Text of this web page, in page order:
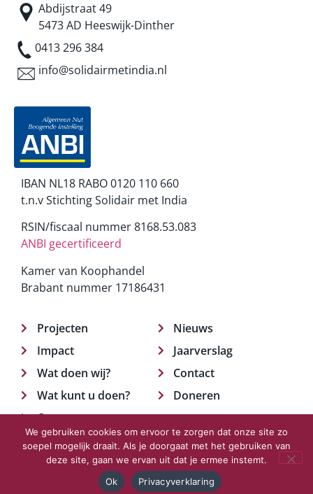
Abdijstraat 49
5473 AD Heeswijk-Dinther
0413 296 384
info@solidairmetindia.nl
IBAN NL18 RABO 0120 110 660
t.n.v Stichting Solidair met India
RSIN/fiscaal nummer 8168.53.083
ANBI gecertificeerd
Kamer van Koophandel
Brabant nummer 17186431
Projecten
Impact
Wat doen wij?
Wat kunt u doen?
Over ons
Nieuws
Jaarverslag
Contact
Doneren
© 2023 Solidair met India. Privacyverklaring
We gebruiken cookies om ervoor te zorgen dat onze site zo
soepel mogelijk draait. Als je doorgaat met het gebruiken van
deze site, gaan we ervan uit dat je ermee instemt.
Ok
Privacyverklaring